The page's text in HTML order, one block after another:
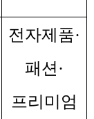
전자제품·
패션·
프리미엄